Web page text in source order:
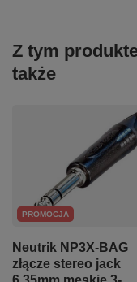
Z tym
także
PROMOCJA
Neutrik NP3X-BAG
złącze stereo jack